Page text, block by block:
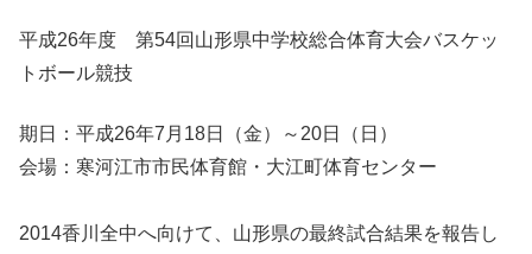
平成26年度 第54回山形県中学校総合体育大会バスケッ
トボール競技
期日：平成26年7月18日（金）～20日（日）
会場：寒河江市市民体育館・大江町体育センター
2014香川全中へ向けて、山形県の最終試合結果を報告し